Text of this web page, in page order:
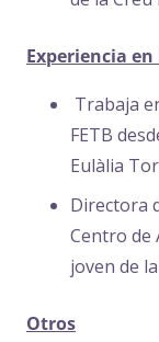
Experiencia en
Trabaja
FETB
Eulàlia
Directora
Centro de
joven de
Otros